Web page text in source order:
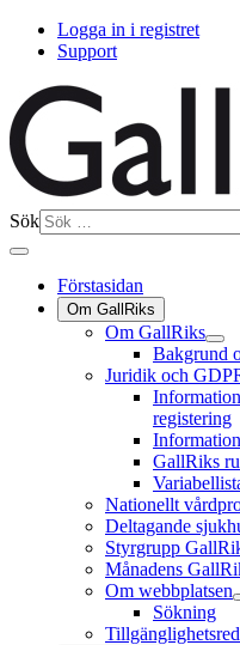
Logga in i registret
Support
Sök
Förstasidan
Om GallRiks
Om GallRiks
Bakgrund
Juridik och
registering
GallRiks
Nationellt
Deltagande
Styrgrupp
Månadens
Om webbplatsen
Sökning